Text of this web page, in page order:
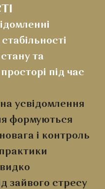
та
під час
усвідомлення
формуються
і контроль
зайвого стресу